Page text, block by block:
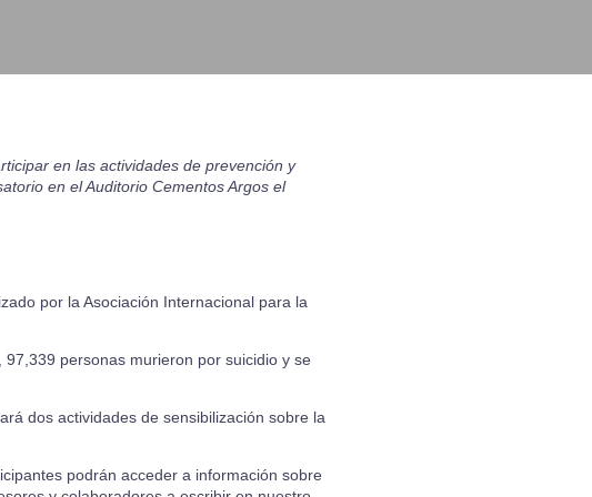
en las actividades de prevención y
en el Auditorio Cementos Argos el
por la Asociación Internacional para la
personas murieron por suicidio y se
dos actividades de sensibilización sobre la
podrán acceder a información sobre